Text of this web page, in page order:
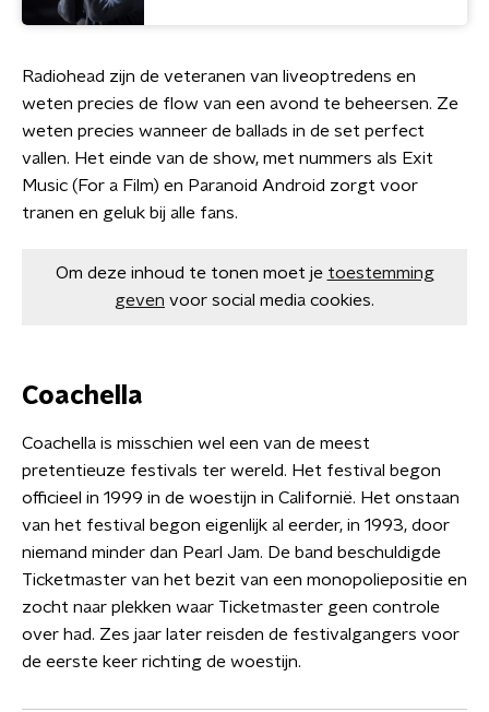
Radiohead zijn de veteranen van liveoptredens en
weten precies de flow van een avond te beheersen. Ze
weten precies wanneer de ballads in de set perfect
vallen. Het einde van de show, met nummers als Exit
Music (For a Film) en Paranoid Android zorgt voor
tranen en geluk bij alle fans.
Om deze inhoud te tonen moet je toestemming
geven voor social media cookies.
Coachella
Coachella is misschien wel een van de meest
pretentieuze festivals ter wereld. Het festival begon
officieel in 1999 in de woestijn in Californië. Het onstaan
van het festival begon eigenlijk al eerder, in 1993, door
niemand minder dan Pearl Jam. De band beschuldigde
Ticketmaster van het bezit van een monopoliepositie en
zocht naar plekken waar Ticketmaster geen controle
over had. Zes jaar later reisden de festivalgangers voor
de eerste keer richting de woestijn.